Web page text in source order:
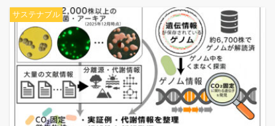
サステナブル